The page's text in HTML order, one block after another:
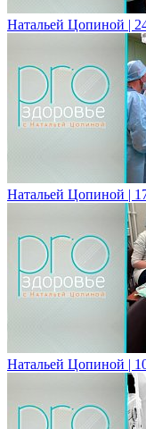
Натальей Цопиной |
Натальей Цопиной |
Натальей Цопиной |